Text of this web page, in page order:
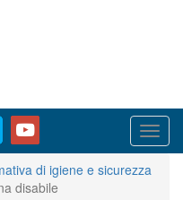
di igiene e sicurezza
disabile